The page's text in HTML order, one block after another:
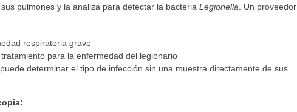
pulmones y la analiza para detectar la bacteria Legionella. Un proveedor
respiratoria grave
para la enfermedad del legionario
determinar el tipo de infección sin una muestra directamente de sus